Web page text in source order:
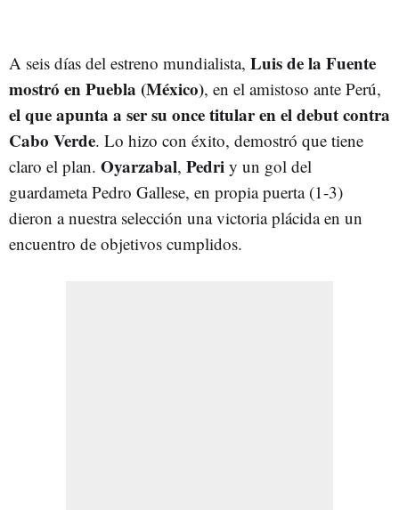
A seis días del estreno mundialista, Luis de la Fuente
mostró en Puebla (México), en el amistoso ante Perú,
el que apunta a ser su once titular en el debut contra
Cabo Verde. Lo hizo con éxito, demostró que tiene
claro el plan. Oyarzabal, Pedri y un gol del
guardameta Pedro Gallese, en propia puerta (1-3)
dieron a nuestra selección una victoria plácida en un
encuentro de objetivos cumplidos.